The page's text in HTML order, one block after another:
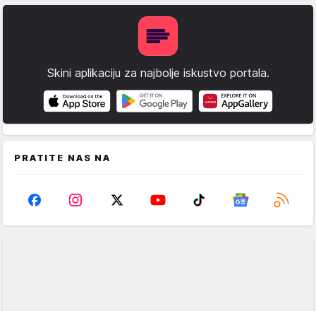
Skini aplikaciju za najbolje iskustvo portala.
PRATITE NAS NA